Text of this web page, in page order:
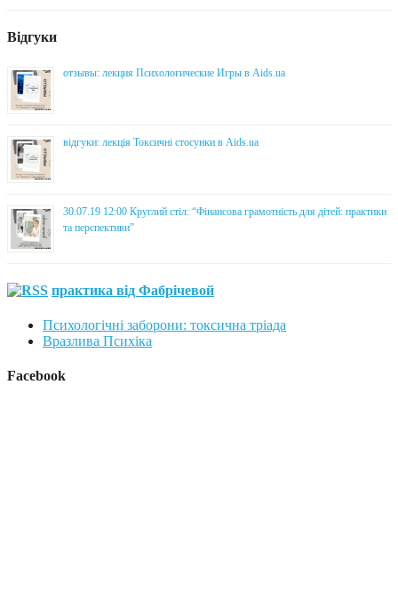
Відгуки
отзывы: лекция Психологические Игры в Aids.ua
відгуки: лекція Токсичні стосунки в Aids.ua
30.07.19 12:00 Круглий стіл: “Фінансова грамотність для дітей: практики
та перспективи”
практика від Фабрічевой
Психологічні заборони: токсична тріада
Вразлива Психіка
Facebook